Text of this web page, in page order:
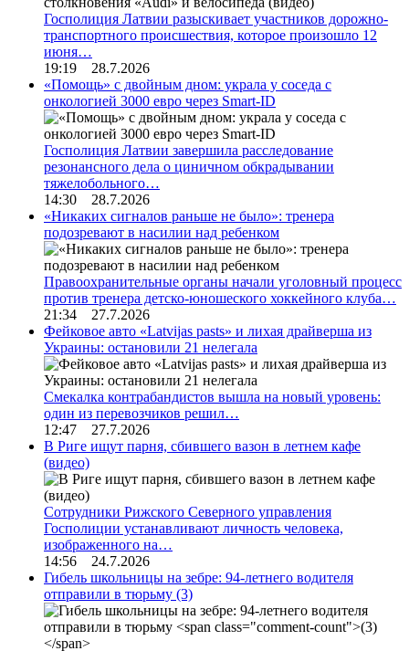
Госполиция Латвии разыскивает участников дорожно-
транспортного происшествия, которое произошло 12
июня…
19:19 28.7.2026
«Помощь» с двойным дном: украла у соседа с
онкологией 3000 евро через Smart-ID
Госполиция Латвии завершила расследование
резонансного дела о циничном обкрадывании
тяжелобольного…
14:30 28.7.2026
«Никаких сигналов раньше не было»: тренера
подозревают в насилии над ребенком
Правоохранительные органы начали уголовный процесс
против тренера детско-юношеского хоккейного клуба…
21:34 27.7.2026
Фейковое авто «Latvijas pasts» и лихая драйверша из
Украины: остановили 21 нелегала
Смекалка контрабандистов вышла на новый уровень:
один из перевозчиков решил…
12:47 27.7.2026
В Риге ищут парня, сбившего вазон в летнем кафе
(видео)
Сотрудники Рижского Северного управления
Госполиции устанавливают личность человека,
изображенного на…
14:56 24.7.2026
Гибель школьницы на зебре: 94-летнего водителя
отправили в тюрьму (3)